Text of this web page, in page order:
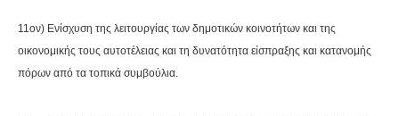
11ον) Ενίσχυση της λειτουργίας των δημοτικών κοινοτήτων και της
οικονομικής τους αυτοτέλειας και τη δυνατότητα είσπραξης και κατανομής
πόρων από τα τοπικά συμβούλια.